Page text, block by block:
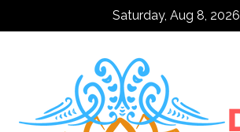
Saturday, Aug 8, 2026